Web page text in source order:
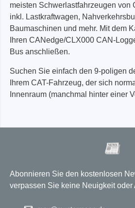
meisten Schwerlastfahrzeugen von
inkl. Lastkraftwagen,
Baumaschinen und mehr. Mit dem
Ihren CANedge/CLX000 CAN-
Bus anschließen.
Suchen Sie einfach den 9-poligen
Ihrem CAT-Fahrzeug, der sich
Innenraum (manchmal hinter einer
Abonnieren Sie den kostenlosen
verpassen Sie keine Neuigkeit oder
E-Mail-Adresse